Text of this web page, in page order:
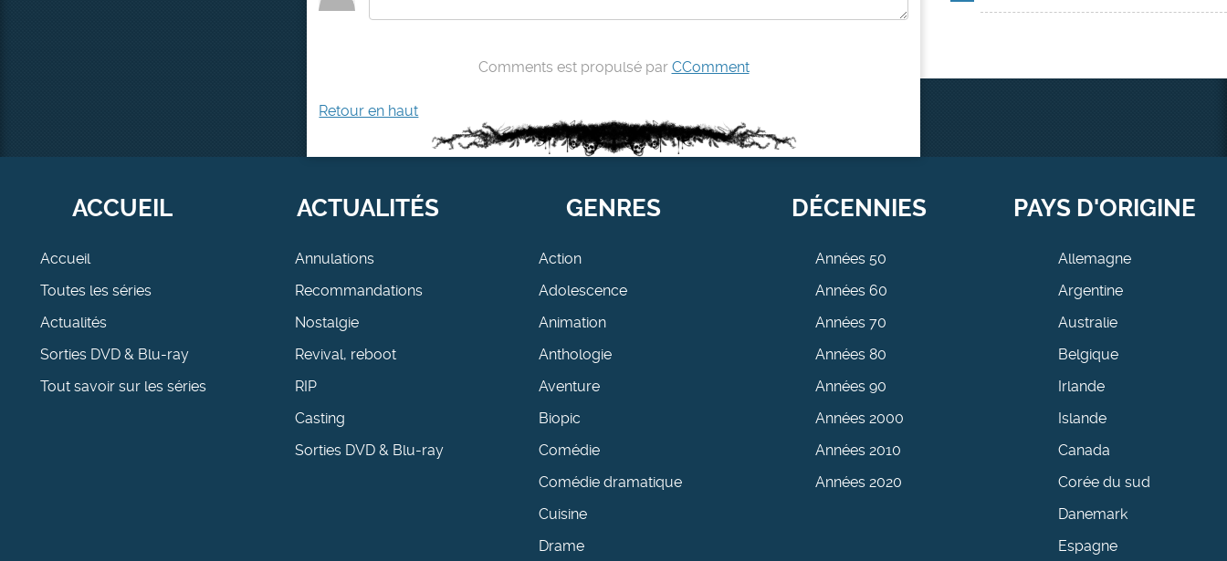
Comments est propulsé par CComment
Retour en haut
ACCUEIL
Accueil
Toutes les séries
Actualités
Sorties DVD & Blu-ray
Tout savoir sur les séries
ACTUALITÉS
Annulations
Recommandations
Nostalgie
Revival, reboot
RIP
Casting
Sorties DVD & Blu-ray
GENRES
Action
Adolescence
Animation
Anthologie
Aventure
Biopic
Comédie
Comédie dramatique
Cuisine
Drame
DÉCENNIES
Années 50
Années 60
Années 70
Années 80
Années 90
Années 2000
Années 2010
Années 2020
PAYS D'ORIGINE
Allemagne
Argentine
Australie
Belgique
Irlande
Islande
Canada
Corée du sud
Danemark
Espagne